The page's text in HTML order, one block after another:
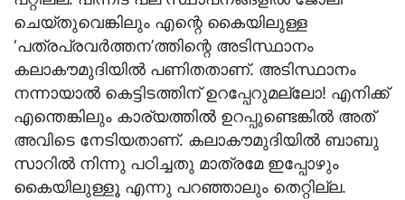
ചെയ്തുവെങ്കിലും എന്റെ കൈയിലുള്ള
‘പത്രപ്രവര്‍ത്തന’ത്തിന്റെ അടിസ്ഥാനം
കലാകൗമുദിയില്‍ പണിതതാണ്. അടിസ്ഥാനം
നന്നായാല്‍ കെട്ടിടത്തിന് ഉറപ്പേറുമല്ലോ! എനിക്ക്
എന്തെങ്കിലും കാര്യത്തില്‍ ഉറപ്പുണ്ടെങ്കില്‍ അത്
അവിടെ നേടിയതാണ്. കലാകൗമുദിയില്‍ ബാബു
സാറില്‍ നിന്നു പഠിച്ചതു മാത്രമേ ഇപ്പോഴും
കൈയിലുള്ളൂ എന്നു പറഞ്ഞാലും തെറ്റില്ല.